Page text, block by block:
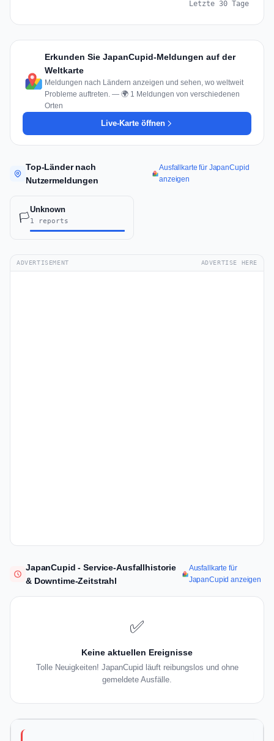
Letzte 30 Tage
Erkunden Sie JapanCupid-Meldungen auf der
Weltkarte
Meldungen nach Ländern anzeigen und sehen, wo weltweit
Probleme auftreten. — 🌍 1 Meldungen von verschiedenen
Orten
Live-Karte öffnen
Top-Länder nach
Nutzermeldungen
Ausfallkarte für JapanCupid
anzeigen
🏳️
Unknown
1 reports
ADVERTISEMENT ADVERTISE HERE
JapanCupid - Service-Ausfallhistorie
& Downtime-Zeitstrahl
Ausfallkarte für
JapanCupid anzeigen
✅
Keine aktuellen Ereignisse
Tolle Neuigkeiten! JapanCupid läuft reibungslos und ohne
gemeldete Ausfälle.